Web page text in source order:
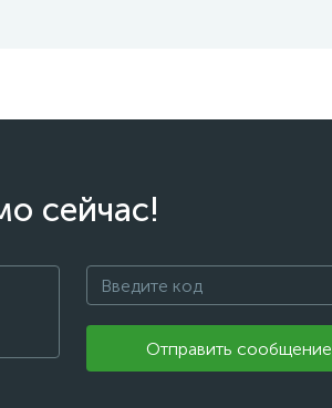
сейчас!
Отправить сообщение